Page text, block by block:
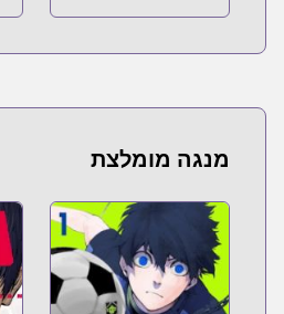
מנגה מומלצת